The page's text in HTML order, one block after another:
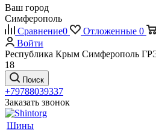
Ваш город
Симферополь
Сравнение0 Отложенные 0
Войти
Республика Крым Симферополь
18
Поиск
+79788039337
Заказать звонок
Шины